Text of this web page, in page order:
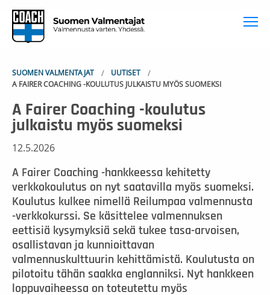
SUOMEN VALMENTAJAT
UUTISET
A FAIRER COACHING -KOULUTUS JULKAISTU MYÖS SUOMEKSI
A Fairer Coaching -koulutus
julkaistu myös suomeksi
12.5.2026
A Fairer Coaching -hankkeessa kehitetty
verkkokoulutus on nyt saatavilla myös suomeksi.
Koulutus kulkee nimellä Reilumpaa valmennusta
-verkkokurssi. Se käsittelee valmennuksen
eettisiä kysymyksiä sekä tukee tasa-arvoisen,
osallistavan ja kunnioittavan
valmennuskulttuurin kehittämistä. Koulutusta on
pilotoitu tähän saakka englanniksi. Nyt hankkeen
loppuvaiheessa on toteutettu myös